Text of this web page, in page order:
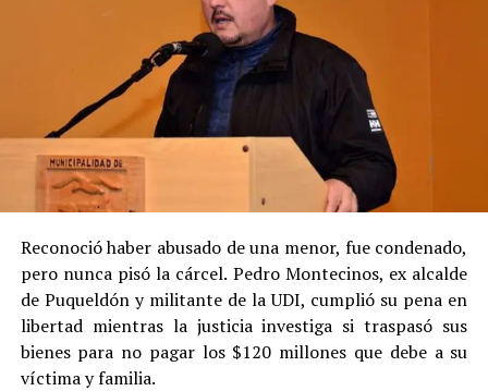
Reconoció haber abusado de una menor, fue condenado,
pero nunca pisó la cárcel. Pedro Montecinos, ex alcalde
de Puqueldón y militante de la UDI, cumplió su pena en
libertad mientras la justicia investiga si traspasó sus
bienes para no pagar los $120 millones que debe a su
víctima y familia.